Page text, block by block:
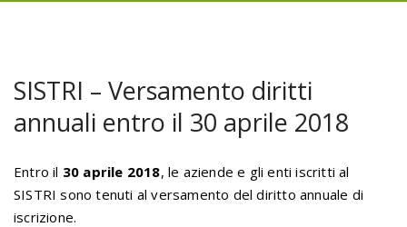
SISTRI – Versamento diritti
annuali entro il 30 aprile 2018
Entro il 30 aprile 2018, le aziende e gli enti iscritti al
SISTRI sono tenuti al versamento del diritto annuale di
iscrizione.